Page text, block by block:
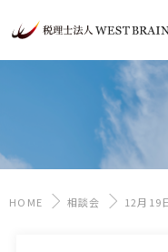
HOME 相談会 12月19